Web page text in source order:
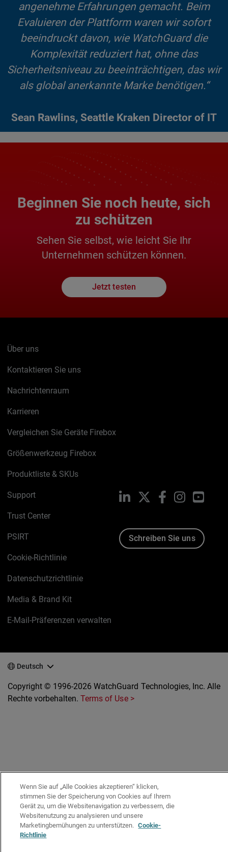
angenehme Erfahrungen gemacht. Beim
Evaluieren der Plattform waren wir sofort
beeindruckt davon, wie WatchGuard die
Komplexität reduziert hat, ohne das
Sicherheitsniveau zu beeinträchtigen, das wir
als global anerkannte Marke benötigen.“
Sean Rawlins, Seattle Kraken Director of IT
Beginnen Sie noch heute, sich
zu schützen
Sehen Sie selbst, wie leicht Sie Ihr
Unternehmen schützen können.
Jetzt testen
Über uns
Kontaktieren Sie uns
Nachrichtenraum
Karrieren
Vergleichen Sie Geräte Firebox
Größenwerkzeug Firebox
Produktliste & SKUs
Support
Trust Center
PSIRT
Cookie-Richtlinie
Datenschutzrichtlinie
Media & Brand Kit
E-Mail-Präferenzen verwalten
LinkedIn FacebookInstagram
Schreiben Sie uns
Deutsch
Copyright © 1996-2026 WatchGuard Technologies, Inc. Alle
Rechte vorbehalten.Terms of Use >
Wenn Sie auf „Alle Cookies akzeptieren“ klicken,
stimmen Sie der Speicherung von Cookies auf Ihrem
Gerät zu, um die Websitenavigation zu verbessern, die
Websitenutzung zu analysieren und unsere
Marketingbemühungen zu unterstützen. Cookie-
Richtlinie